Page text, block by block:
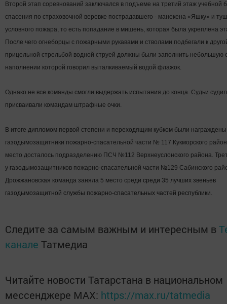
Второй этап соревнований заключался в подъеме на третий этаж учебной
спасения по страховочной веревке пострадавшего - манекена «Яшку» и
условного пожара, то есть попадание в мишень, которая была укреплена
После чего огнеборцы с пожарными рукавами и стволами подбегали к
прицельной стрельбой водной струей должны были заполнить небольшую
наполнении которой говорил выталкиваемый водой флажок.
Однако не все команды смогли выдержать испытания до конца. Судьи
присваивали командам штрафные очки.
В итоге дипломом первой степени и переходящим кубком были награждены
газодымозащитники пожарно-спасательной части № 117 Кукморского
место досталось подразделению ПСЧ №112 Верхнеуслонского района.
у газодымозащитников пожарно-спасательной части №129 Сабинского
Дрожжановская команда заняла 5 место среди среди 35 лучших звеньев
газодымозащитной службы пожарно-спасательных частей республики.
Следите за самым важным и интересным в
канале Татмедиа
Читайте новости Татарстана в национальном
мессенджере MАХ: https://max.ru/tatmedia